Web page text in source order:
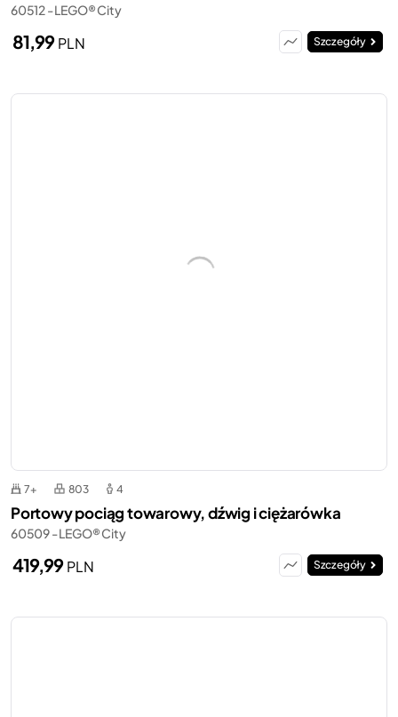
60512 - LEGO® City
81,99PLN Szczegóły
7+ 803 4
Portowy pociąg towarowy, dźwig i ciężarówka
60509 - LEGO® City
419,99PLN Szczegóły